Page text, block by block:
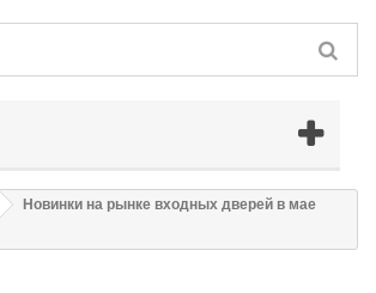
Новинки на рынке входных дверей в мае